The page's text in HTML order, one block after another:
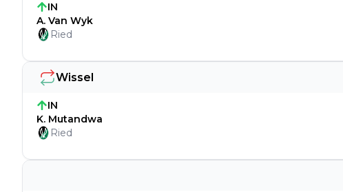
Wissel
IN
K. Mutandwa
Ried
IN
A. Van Wyk
Ried